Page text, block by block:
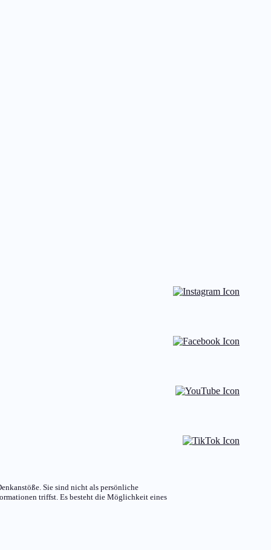
Sie sind nicht als persönliche
triffst. Es besteht die Möglichkeit eines